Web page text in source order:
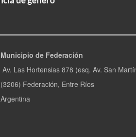
Municipio de Federación
Av. Las Hortensias 878 (esq. Av. San
(3206) Federación, Entre Ríos
Argentina